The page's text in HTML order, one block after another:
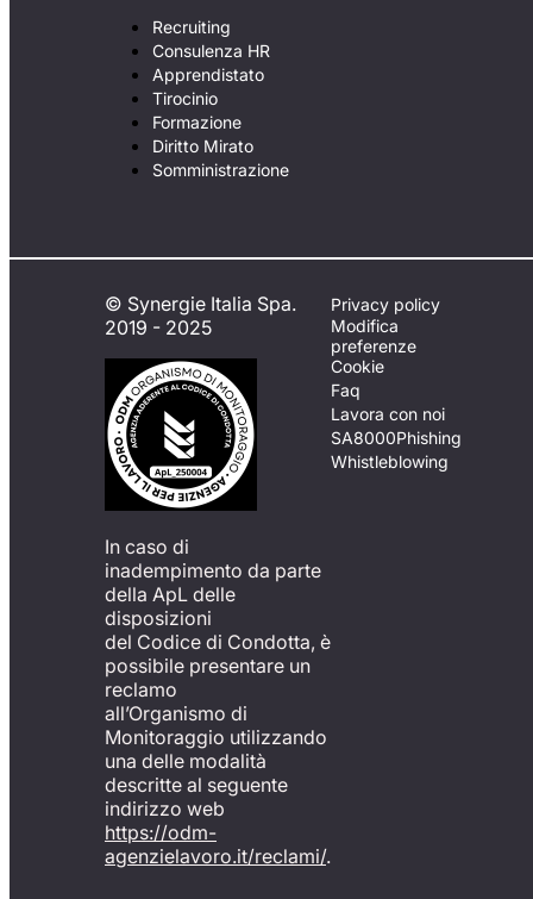
Recruiting
Consulenza HR
Apprendistato
Tirocinio
Formazione
Diritto Mirato
Somministrazione
© Synergie Italia Spa.
2019 - 2025
In caso di
inadempimento da parte
della ApL delle
disposizioni
del Codice di Condotta, è
possibile presentare un
reclamo
all’Organismo di
Monitoraggio utilizzando
una delle modalità
descritte al seguente
indirizzo web
https://odm-
agenzielavoro.it/reclami/.
Privacy policy
Modifica
preferenze
Cookie
Faq
Lavora con noi
SA8000Phishing
Whistleblowing